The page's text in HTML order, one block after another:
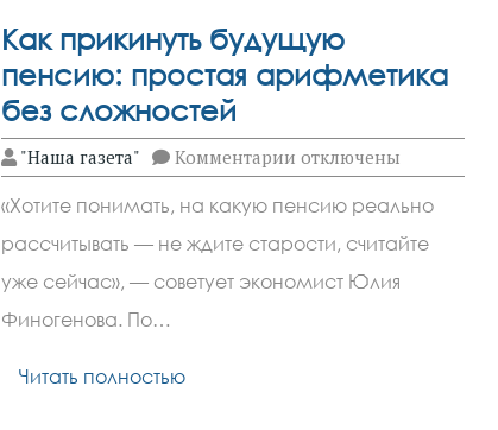
Как прикинуть будущую
пенсию: простая арифметика
без сложностей
"Наша газета" Комментарии к
записи
прикинуть
будущую
пенсию:
простая
арифметика
отключены
«Хотите понимать, на какую пенсию реально
рассчитывать — не ждите старости, считайте
уже сейчас», — советует экономист Юлия
Финогенова. По…
Читать полностью